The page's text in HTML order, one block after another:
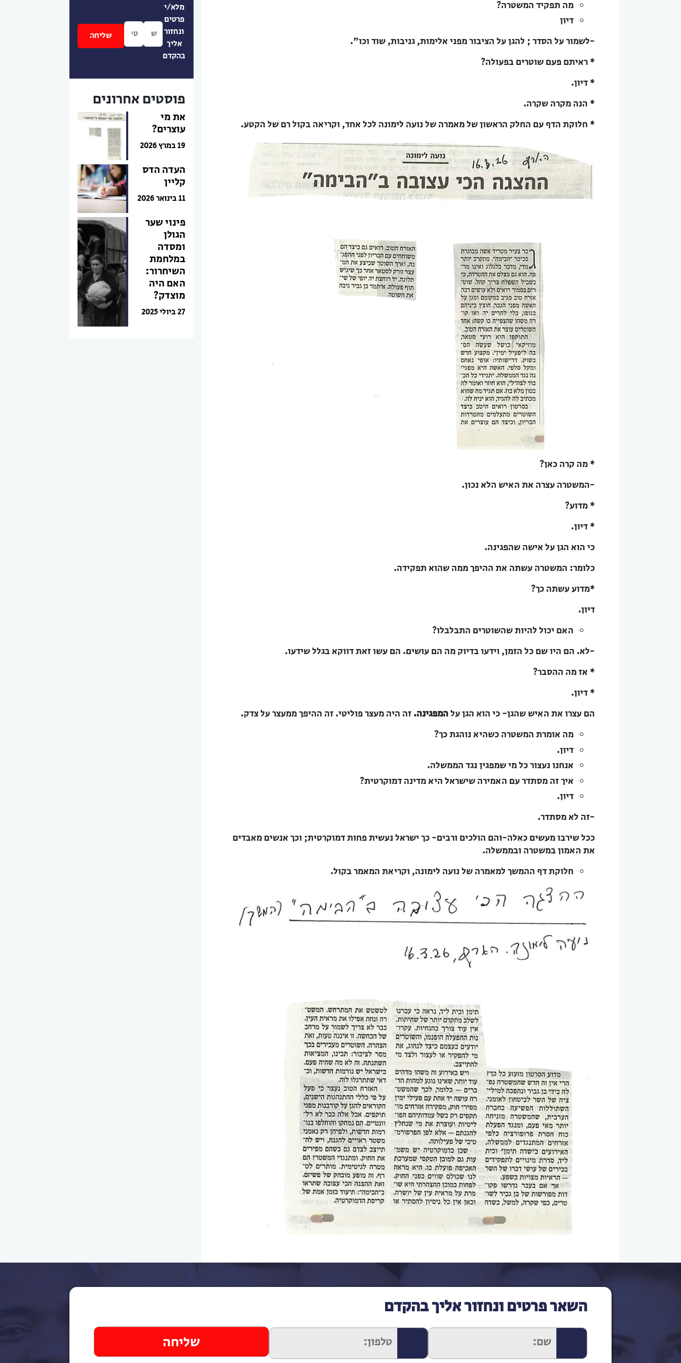
מה תפקיד המשטרה?
דיון
-לשמור על הסדר ; להגן על הציבור מפני אלימות, גניבות, שוד וכו".
* ראיתם פעם שוטרים בפעולה?
* דיון.
* הנה מקרה שקרה.
* חלוקת הדף עם החלק הראשון של מאמרה של נועה לימונה לכל אחד, וקריאה בקול רם של הקטע.
* מה קרה כאן?
-המשטרה עצרה את האיש הלא נכון.
* מדוע?
* דיון.
כי הוא הגן על אישה שהפגינה.
כלומר: המשטרה עשתה את ההיפך ממה שהוא תפקידה.
*מדוע עשתה כך?
דיון.
האם יכול להיות שהשוטרים התבלבלו?
-לא. הם היו שם כל הזמן, וידעו בדיוק מה הם עושים. הם עשו זאת דווקא בגלל שידעו.
* אז מה ההסבר?
* דיון.
הם עצרו את האיש שהגן- כי הוא הגן עלהמפגינה.זה היה מעצר פוליטי. זה ההיפך ממעצר על צדק.
מה אומרת המשטרה כשהיא נוהגת כך?
דיון.
אנחנו נעצור כל מי שמפגין נגד הממשלה.
איך זה מסתדר עם האמירה שישראל היא מדינה דמוקרטית?
דיון.
-זה לא מסתדר.
ככל שירבו מעשים כאלה-והם הולכים ורבים- כך ישראל נעשית פחות דמוקרטית; וכך אנשים מאבדים
את האמון במשטרה ובממשלה.
חלוקת דף ההמשך למאמרה של נועה לימונה, וקריאת המאמר בקול.
מלא/י
פרטים
ונחזור
אליך
בהקדם
פוסטים אחרונים
את מי
עוצרים?
19 במרץ 2026
העדה הדס
קליין
11 בינואר 2026
פינוי שער
הגולן
ומסדה
במלחמת
השיחרור:
האם היה
מוצדק?
27 ביולי 2025
השאר פרטים ונחזור אליך בהקדם